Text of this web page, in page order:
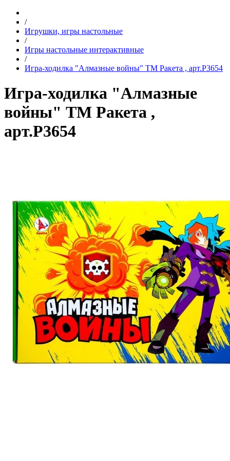
/
Игрушки, игры настольные
/
Игры настольные интерактивные
/
Игра-ходилка "Алмазные войны" ТМ Ракета , арт.Р3654
Игра-ходилка "Алмазные
войны" ТМ Ракета ,
арт.Р3654